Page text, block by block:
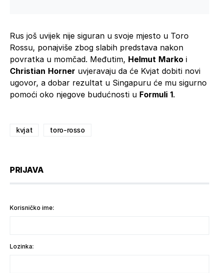
Rus još uvijek nije siguran u svoje mjesto u Toro
Rossu, ponajviše zbog slabih predstava nakon
povratka u momčad. Međutim, Helmut Marko i
Christian Horner uvjeravaju da će Kvjat dobiti novi
ugovor, a dobar rezultat u Singapuru će mu sigurno
pomoći oko njegove budućnosti u Formuli 1.
kvjat toro-rosso
PRIJAVA
Korisničko ime:
Lozinka: